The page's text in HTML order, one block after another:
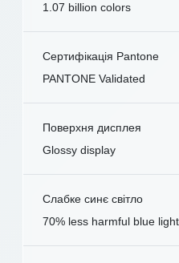
1.07 billion colors
Сертифікація Pantone
PANTONE Validated
Поверхня дисплея
Glossy display
Слабке синє світло
70% less harmful blue light